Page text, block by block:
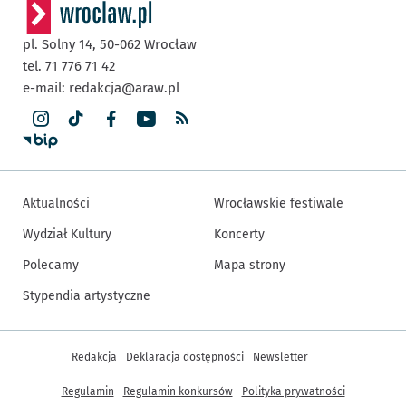
pl. Solny 14, 50-062 Wrocław
tel. 71 776 71 42
e-mail: redakcja@araw.pl
Aktualności
Wydział Kultury
Polecamy
Stypendia artystyczne
Wrocławskie festiwale
Koncerty
Mapa strony
Inne informacje
Redakcja Deklaracja dostępności Newsletter
Regulamin Regulamin konkursów Polityka prywatności